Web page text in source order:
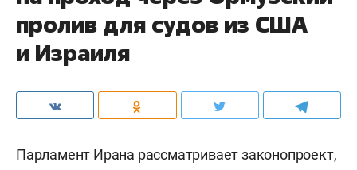
пролив для судов из США
и Израиля
Парламент Ирана рассматривает законопроект,